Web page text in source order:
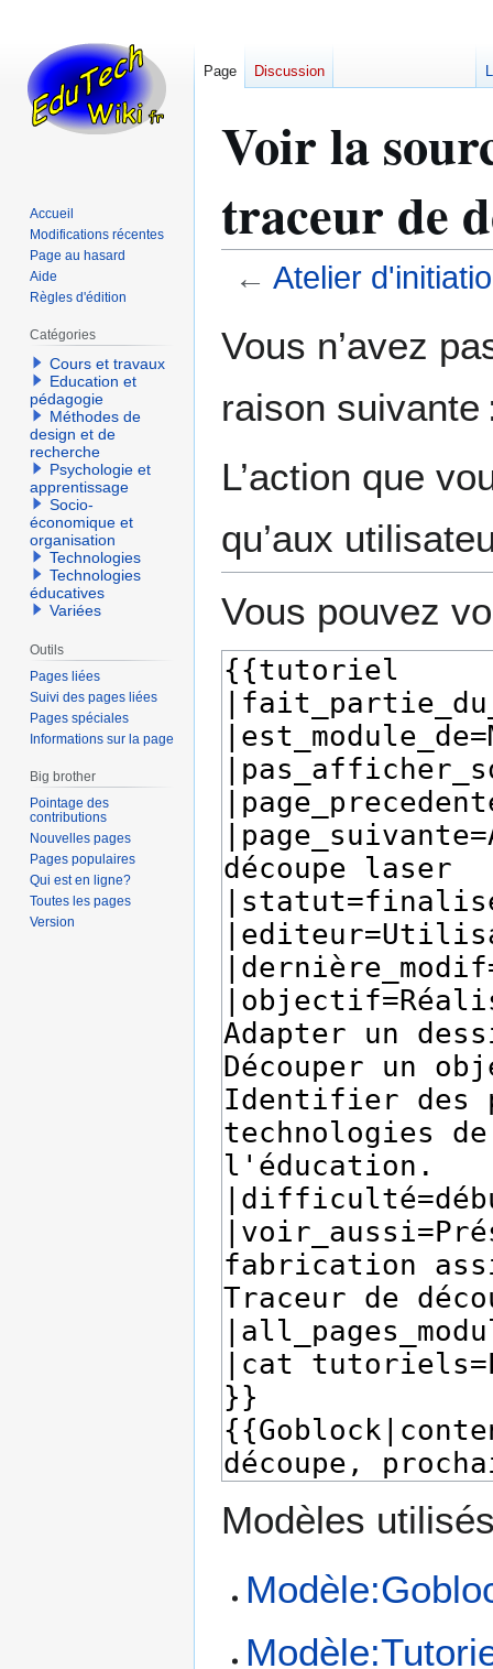
Voir la
traceur de
← Atelier
à
navigation
à
recherche
Vous n’avez
raison suivante
L’action que
qu’aux
Vous pouvez
Modèles
Page Discussion
Accueil
Modifications récentes
Page au hasard
Aide
Règles d'édition
Catégories
Cours et travaux
Education et
pédagogie
Méthodes de
design et de
recherche
Psychologie et
apprentissage
Socio-
économique et
organisation
Technologies
Technologies
éducatives
Variées
Outils
Pages liées
Suivi des pages liées
Pages spéciales
Informations sur la page
Big brother
Pointage des
contributions
Nouvelles pages
Pages populaires
Qui est en ligne?
Toutes les pages
Version